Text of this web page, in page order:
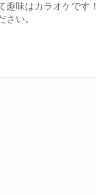
趣味はカラオケです！
さい。